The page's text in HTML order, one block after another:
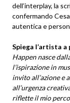
dell’interplay, la
confermando
autentica e
Spiega l’artista
Happen nasce
l’ispirazione in
invito all’azione e
all’urgenza
riflette il mio